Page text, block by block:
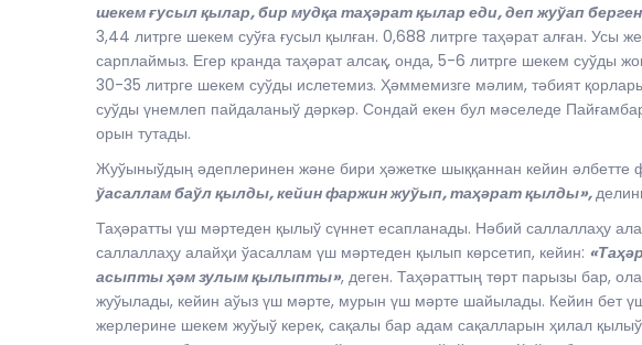
шекем ғусыл қылар, бир мудқа таҳәрат қылар еди, деп жуўап берген
3,44 литрге шекем суўға ғусыл қылған. 0,688 литрге таҳәрат алған. Усы
сарплаймыз. Егер кранда таҳәрат алсақ, онда, 5-6 литрге шекем суўды
30-35 литрге шекем суўды ислетемиз. Ҳәммемизге мәлим, тәбият
суўды үнемлеп пайдаланыў дәркәр. Сондай екен бул мәселеде
орын тутады.
Жуўыныўдың әдеплеринен және бири ҳәжетке шыққаннан кейин әлбетте
ўасаллам баўл қылды, кейин фаржин жуўып, таҳәрат қылды»,
Таҳәратты үш мәртеден қылыў сүннет есапланады. Нәбий саллаллаҳу
саллаллаҳу алайҳи ўасаллам үш мәртеден қылып көрсетип, кейин:
асыпты ҳәм зулым қылыпты», деген. Таҳәраттың төрт парызы бар,
жуўылады, кейин аўыз үш мәрте, мурын үш мәрте шайылады. Кейин бет
жерлерине шекем жуўыў керек, сақалы бар адам сақалларын ҳилал